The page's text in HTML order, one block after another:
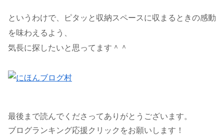
というわけで、ピタッと収納スペースに収まるときの感動
を味わえるよう、
気長に探したいと思ってます＾＾
最後まで読んでくださってありがとうございます。
ブログランキング応援クリックをお願いします！